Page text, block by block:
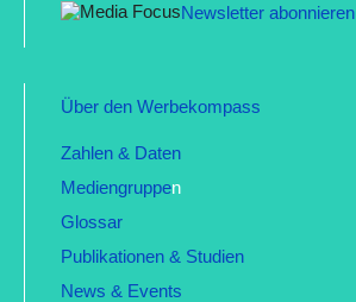
Newsletter abonnieren
Über den Werbekompass
Zahlen & Daten
Mediengruppen
Glossar
Publikationen & Studien
News & Events